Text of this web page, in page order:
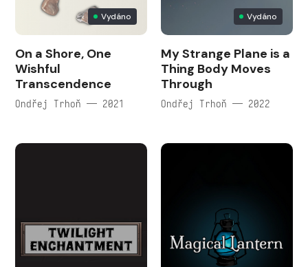
Vydáno
On a Shore, One
Wishful
Transcendence
Ondřej Trhoň — 2021
Vydáno
My Strange Plane is a
Thing Body Moves
Through
Ondřej Trhoň — 2022